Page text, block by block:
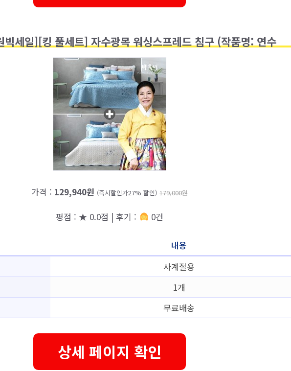
빅세일][킹 풀세트] 자수광목 워싱스프레드 침구 (작품명: 연수
가격 : 129,940원 (즉시할인가27% 할인) 179,000원
평점 : ★ 0.0점 | 후기 : 0건
내용
사계절용
1개
무료배송
상세 페이지 확인